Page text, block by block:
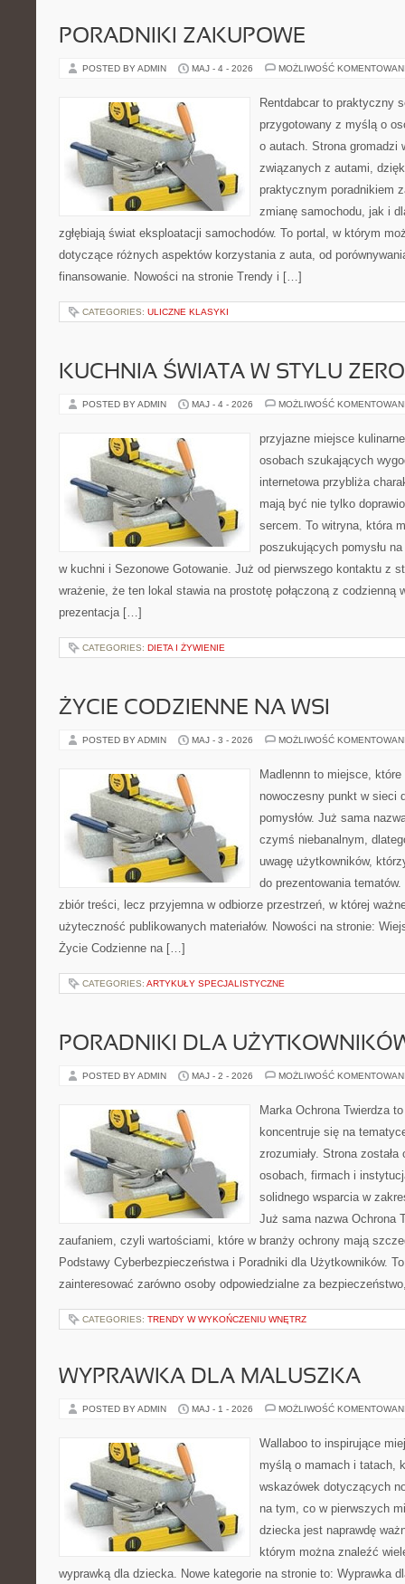
PORADNIKI ZAKUPOWE
POSTED BY ADMIN MAJ - 4 - 2026 MOŻLIWOŚĆ
Rentdabcar to praktyczny
przygotowany z myślą o
o autach. Strona gromadzi
związanych z autami,
praktycznym poradnikiem
zmianę samochodu, jak i
zgłębiają świat eksploatacji samochodów. To portal, w którym
dotyczące różnych aspektów korzystania z auta, od
finansowanie. Nowości na stronie Trendy i […]
CATEGORIES: ULICZNE KLASYKI
KUCHNIA ŚWIATA W STYLU
POSTED BY ADMIN MAJ - 4 - 2026 MOŻLIWOŚĆ
przyjazne miejsce
osobach szukających
internetowa przybliża
mają być nie tylko
sercem. To witryna, która
poszukujących pomysłu
w kuchni i Sezonowe Gotowanie. Już od pierwszego kontaktu z
wrażenie, że ten lokal stawia na prostotę połączoną z codzienną
prezentacja […]
CATEGORIES: DIETA I ŻYWIENIE
ŻYCIE CODZIENNE NA WSI
POSTED BY ADMIN MAJ - 3 - 2026 MOŻLIWOŚĆ
Madlennn to miejsce,
nowoczesny punkt w sieci
pomysłów. Już sama
czymś niebanalnym,
uwagę użytkowników,
do prezentowania
zbiór treści, lecz przyjemna w odbiorze przestrzeń, w której
użyteczność publikowanych materiałów. Nowości na stronie:
Życie Codzienne na […]
CATEGORIES: ARTYKUŁY SPECJALISTYCZNE
PORADNIKI DLA
POSTED BY ADMIN MAJ - 2 - 2026 MOŻLIWOŚĆ
Marka Ochrona Twierdza
koncentruje się na
zrozumiały. Strona
osobach, firmach i
solidnego wsparcia w
Już sama nazwa Ochrona
zaufaniem, czyli wartościami, które w branży ochrony mają
Podstawy Cyberbezpieczeństwa i Poradniki dla Użytkowników.
zainteresować zarówno osoby odpowiedzialne za
CATEGORIES: TRENDY W WYKOŃCZENIU WNĘTRZ
WYPRAWKA DLA MALUSZKA
POSTED BY ADMIN MAJ - 1 - 2026 MOŻLIWOŚĆ
Wallaboo to inspirujące
myślą o mamach i tatach,
wskazówek dotyczących
na tym, co w pierwszych
dziecka jest naprawdę
którym można znaleźć
wyprawką dla dziecka. Nowe kategorie na stronie to: Wyprawka